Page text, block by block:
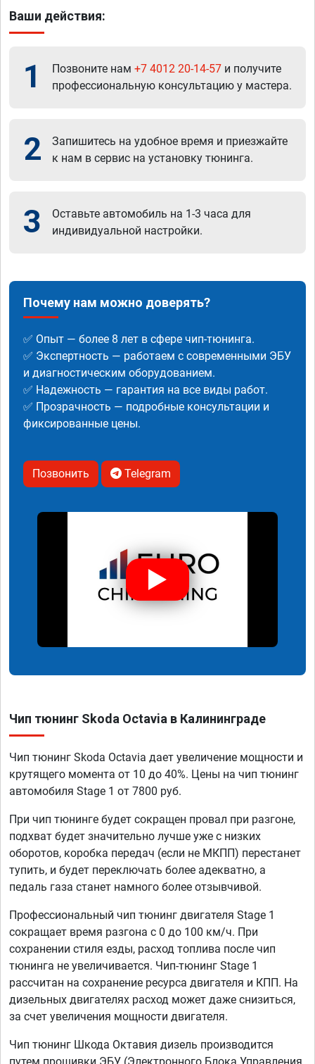
Ваши действия:
1 Позвоните нам +7 4012 20-14-57 и получите
профессиональную консультацию у мастера.
2
Запишитесь на удобное время и приезжайте
к нам в сервис на установку тюнинга.
3
Оставьте автомобиль на 1-3 часа для
индивидуальной настройки.
Почему нам можно доверять?
✅ Опыт — более 8 лет в сфере чип-тюнинга.
✅ Экспертность — работаем с современными ЭБУ
и диагностическим оборудованием.
✅ Надежность — гарантия на все виды работ.
✅ Прозрачность — подробные консультации и
фиксированные цены.
Позвонить Telegram
Чип тюнинг Skoda Octavia в Калининграде
Чип тюнинг Skoda Octavia дает увеличение мощности и
крутящего момента от 10 до 40%. Цены на чип тюнинг
автомобиля Stage 1 от 7800 руб.
При чип тюнинге будет сокращен провал при разгоне,
подхват будет значительно лучше уже с низких
оборотов, коробка передач (если не МКПП) перестанет
тупить, и будет переключать более адекватно, а
педаль газа станет намного более отзывчивой.
Профессиональный чип тюнинг двигателя Stage 1
сокращает время разгона с 0 до 100 км/ч. При
сохранении стиля езды, расход топлива после чип
тюнинга не увеличивается. Чип-тюнинг Stage 1
рассчитан на сохранение ресурса двигателя и КПП. На
дизельных двигателях расход может даже снизиться,
за счет увеличения мощности двигателя.
Чип тюнинг Шкода Октавия дизель производится